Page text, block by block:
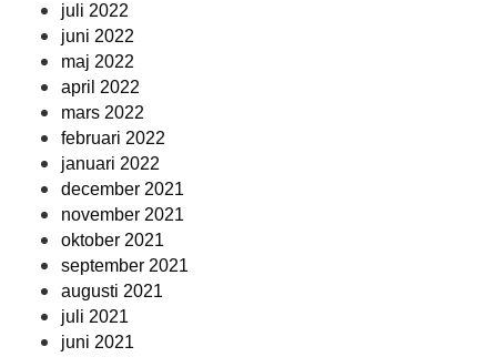
juli 2022
juni 2022
maj 2022
april 2022
mars 2022
februari 2022
januari 2022
december 2021
november 2021
oktober 2021
september 2021
augusti 2021
juli 2021
juni 2021